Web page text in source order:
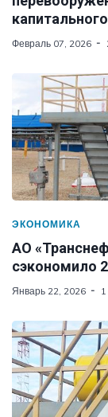
Февраль 07, 2026
ЭКОНОМИКА
АО
сэкономило
Январь 22, 2026